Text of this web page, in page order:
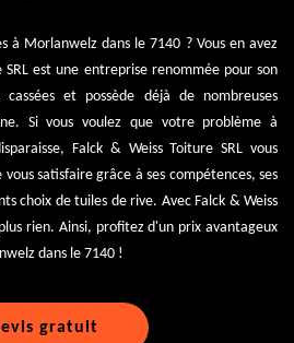
à Morlanwelz dans le 7140 ? Vous en avez
SRL est une entreprise renommée pour son
et possède déjà de nombreuses
Si vous voulez que votre problème à
Falck & Weiss Toiture SRL vous
satisfaire grâce à ses compétences, ses
choix de tuiles de rive. Avec Falck & Weiss
rien. Ainsi, profitez d'un prix avantageux
dans le 7140 !
gratuit